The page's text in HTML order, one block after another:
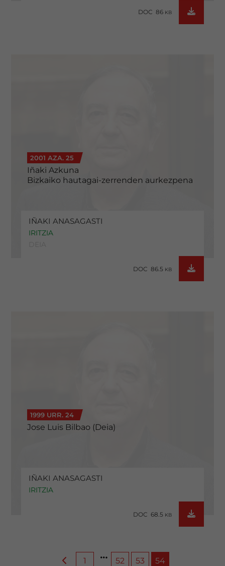
DOC 86 KB
2001 AZA. 25
Iñaki Azkuna
Bizkaiko hautagai-zerrenden aurkezpena
IÑAKI ANASAGASTI
IRITZIA
DOC 86.5 KB
1999 URR. 24
Jose Luis Bilbao (Deia)
IÑAKI ANASAGASTI
IRITZIA
DOC 68.5 KB
1 52 53 54